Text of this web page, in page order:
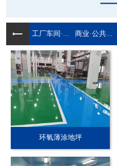
工厂车间·... 商业·公共...
环氧薄涂地坪